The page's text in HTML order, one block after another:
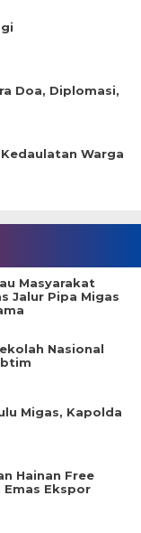
Doa, Diplomasi,
Warga
Masyarakat
Jalur Pipa Migas
Nasional
Migas, Kapolda
Hainan Free
Ekspor